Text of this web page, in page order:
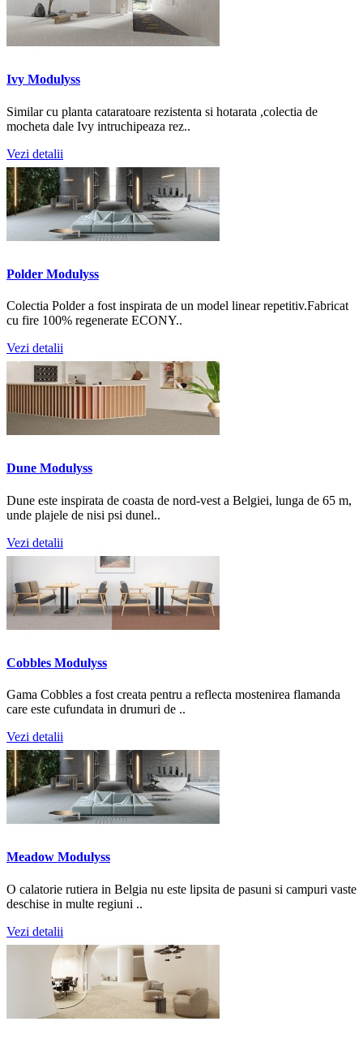
Ivy Modulyss
Similar cu planta cataratoare rezistenta si hotarata ,colectia de
mocheta dale Ivy intruchipeaza rez..
Vezi detalii
Polder Modulyss
Colectia Polder a fost inspirata de un model linear repetitiv.Fabricat
cu fire 100% regenerate ECONY..
Vezi detalii
Dune Modulyss
Dune este inspirata de coasta de nord-vest a Belgiei, lunga de 65 m,
unde plajele de nisi psi dunel..
Vezi detalii
Cobbles Modulyss
Gama Cobbles a fost creata pentru a reflecta mostenirea flamanda
care este cufundata in drumuri de ..
Vezi detalii
Meadow Modulyss
O calatorie rutiera in Belgia nu este lipsita de pasuni si campuri vaste
deschise in multe regiuni ..
Vezi detalii